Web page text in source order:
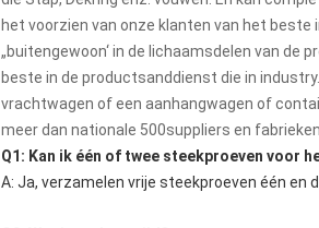
het voorzien van onze klanten van het
„buitengewoon‘ in de lichaamsdelen van de
beste in de productsanddienst die in
vrachtwagen of een aanhangwagen of
meer dan nationale 500suppliers en
Q1: Kan ik één of twee steekproeven voor
A: Ja, verzamelen vrije steekproeven één en